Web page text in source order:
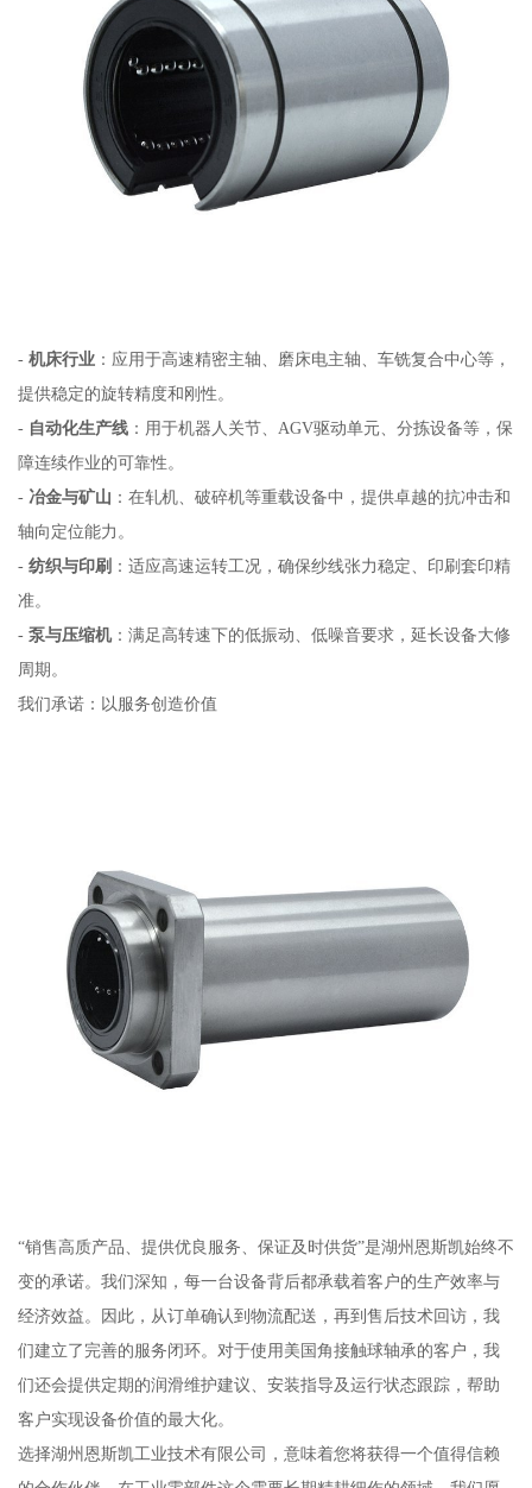
- 机床行业：应用于高速精密主轴、磨床电主轴、车铣复合中心等，
提供稳定的旋转精度和刚性。
- 自动化生产线：用于机器人关节、AGV驱动单元、分拣设备等，保
障连续作业的可靠性。
- 冶金与矿山 ：在轧机、破碎机等重载设备中，提供卓越的抗冲击和
轴向定位能力。
- 纺织与印刷：适应高速运转工况，确保纱线张力稳定、印刷套印精
准。
- 泵与压缩机：满足高转速下的低振动、低噪音要求，延长设备大修
周期。
我们承诺：以服务创造价值
“销售高质产品、提供优良服务、保证及时供货”是湖州恩斯凯始终不
变的承诺。我们深知，每一台设备背后都承载着客户的生产效率与
经济效益。因此，从订单确认到物流配送，再到售后技术回访，我
们建立了完善的服务闭环。对于使用美国角接触球轴承的客户，我
们还会提供定期的润滑维护建议、安装指导及运行状态跟踪，帮助
客户实现设备价值的最大化。
选择湖州恩斯凯工业技术有限公司，意味着您将获得一个值得信赖